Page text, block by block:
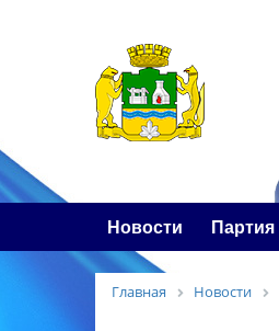
Новости Партия
Главная Новости